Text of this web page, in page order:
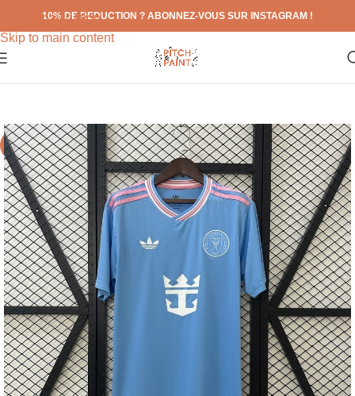
Skip to navigation
Skip to main content
10% DE REDUCTION ? ABONNEZ-VOUS SUR INSTAGRAM !
-71%